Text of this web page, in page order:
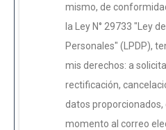
mismo, de
la Ley N° 29733 "Ley
Personales" (LPDP),
mis derechos: a
rectificación,
datos proporcionados,
momento al correo